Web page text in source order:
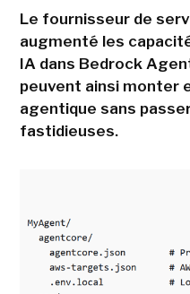
Le fournisseur de
augmenté les
IA dans Bedrock
peuvent ainsi monter
agentique sans
fastidieuses.